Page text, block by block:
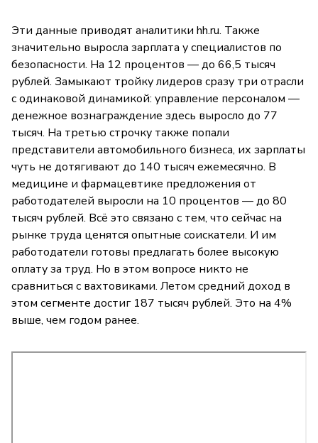
Эти данные приводят аналитики hh.ru. Также
значительно выросла зарплата у специалистов по
безопасности. На 12 процентов — до 66,5 тысяч
рублей. Замыкают тройку лидеров сразу три отрасли
с одинаковой динамикой: управление персоналом —
денежное вознаграждение здесь выросло до 77
тысяч. На третью строчку также попали
представители автомобильного бизнеса, их зарплаты
чуть не дотягивают до 140 тысяч ежемесячно. В
медицине и фармацевтике предложения от
работодателей выросли на 10 процентов — до 80
тысяч рублей. Всё это связано с тем, что сейчас на
рынке труда ценятся опытные соискатели. И им
работодатели готовы предлагать более высокую
оплату за труд. Но в этом вопросе никто не
сравниться с вахтовиками. Летом средний доход в
этом сегменте достиг 187 тысяч рублей. Это на 4%
выше, чем годом ранее.